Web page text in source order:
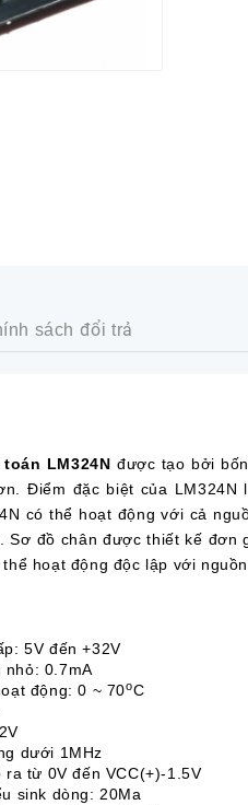
sách đổi trả
LM324N được tạo bởi
Điểm đặc biệt của LM324N
có thể hoạt động với cả
Sơ đồ chân được thiết kế
hoạt động độc lập với
5V đến +32V
0.7mA
động: 0 ~ 70oC
dưới 1MHz
ra từ 0V đến VCC(+)-1.5V
sink dòng: 20Ma